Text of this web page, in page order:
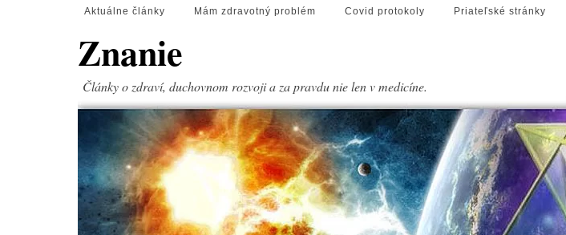
Aktuálne články Mám zdravotný problém Covid protokoly Priateľské stránky
Znanie
Články o zdraví, duchovnom rozvoji a za pravdu nie len v medicíne.